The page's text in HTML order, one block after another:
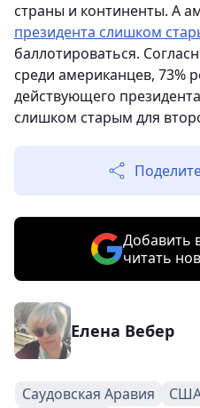
страны и континенты. А
президента слишком
баллотироваться.
среди американцев, 73%
действующего
слишком старым для
Добавить
читать
Елена Вебер
Саудовская Аравия